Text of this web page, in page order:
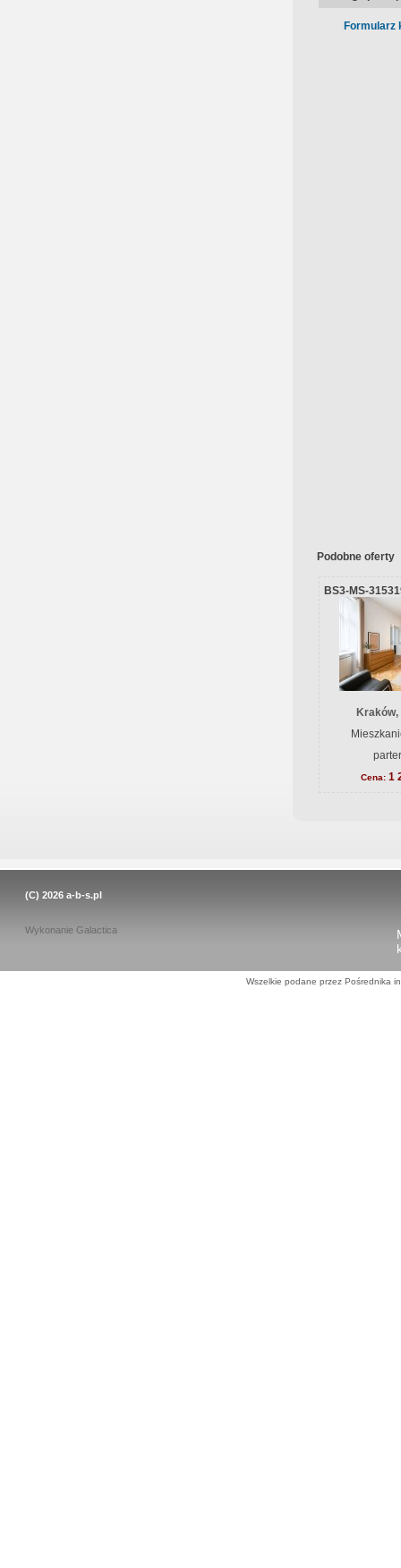
Formularz
Podobne oferty
BS3-MS-
Cena: 1
(C) 2026 a-b-s.pl
Wykonanie Galactica
Wszelkie podane przez Pośrednika